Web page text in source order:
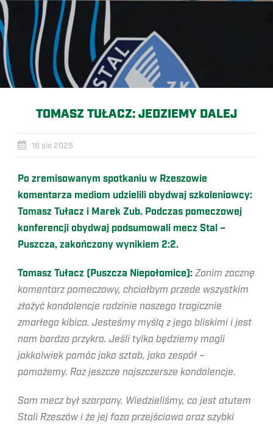
TOMASZ TUŁACZ: JEDZIEMY DALEJ
16 sie 2025
Po zremisowanym spotkaniu w Rzeszowie
komentarza mediom udzielili obydwaj szkoleniowcy:
Tomasz Tułacz i Marek Zub. Podczas pomeczowej
konferencji obydwaj podsumowali mecz Stal –
Puszcza, zakończony wynikiem 2:2.
Tomasz Tułacz (Puszcza Niepołomice): Zanim zacznę
komentarz pomeczowy, chciałbym przede wszystkim
złożyć kondolencje rodzinie naszego tragicznie
zmarłego kibica. Jesteśmy myślą z jego bliskimi i jest
nam bardzo przykro. Jeśli tylko będziemy mogli
jakkolwiek pomóc jako sztab, jako zespół –
pomożemy. Raz jeszcze najszczersze kondolencje.
Sam mecz był szarpany. Wiedzieliśmy, co jest atutem
Stali Rzeszów i że jej faza przejściowa oraz szybki